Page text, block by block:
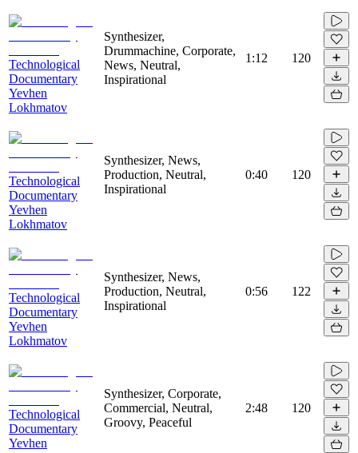
Technological
Documentary
Yevhen
Lokhmatov
Synthesizer,
Drummachine, Corporate,
News, Neutral,
Inspirational
1:12 120
Technological
Documentary
Yevhen
Lokhmatov
Synthesizer, News,
Production, Neutral,
Inspirational
0:40 120
Technological
Documentary
Yevhen
Lokhmatov
Synthesizer, News,
Production, Neutral,
Inspirational
0:56 122
Technological
Documentary
Yevhen
Synthesizer, Corporate,
Commercial, Neutral,
Groovy, Peaceful
2:48 120